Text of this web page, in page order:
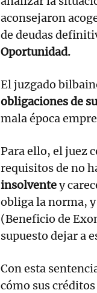
aconsejaron
de deudas
Oportunidad.
El juzgado
obligaciones de
mala época
Para ello, el juez
requisitos de no
insolventey
obliga la norma,
(Beneficio de
supuesto dejar a
Con esta
cómo sus